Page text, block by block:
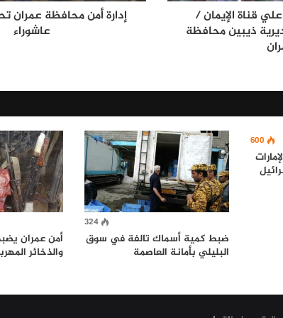
قناة الإيمان /
ذيبين محافظة
إدارة أمن محافظة عمران
عاشوراء
600
324
ضبط كمية أسماك تالفة في سوق
البليلي بأمانة العاصمة
أمن عمران
والذخائر